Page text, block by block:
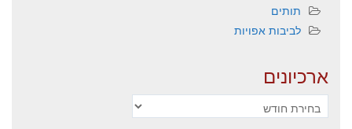
תותים
לביבות אפויות
ארכיונים